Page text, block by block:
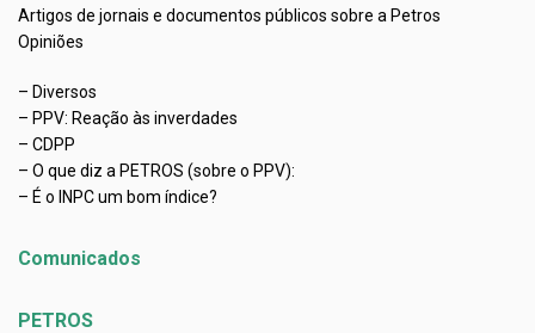
Artigos de jornais e documentos públicos sobre a Petros
Opiniões
– Diversos
– PPV: Reação às inverdades
– CDPP
– O que diz a PETROS (sobre o PPV):
– É o INPC um bom índice?
Comunicados
PETROS